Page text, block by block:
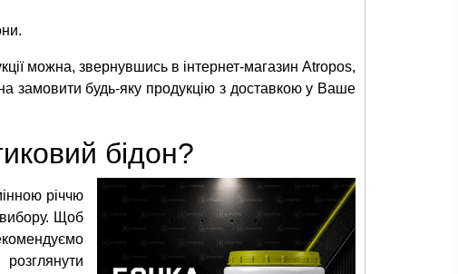
можна, звернувшись в інтернет-магазин Atropos,
замовити будь-яку продукцію з доставкою у Ваше
бідон?
річчю
вибору. Щоб